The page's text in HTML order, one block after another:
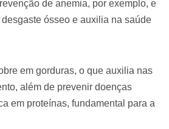
de anemia, por exemplo, e
ósseo e auxilia na saúde
em gorduras, o que auxilia nas
além de prevenir doenças
em proteínas, fundamental para a